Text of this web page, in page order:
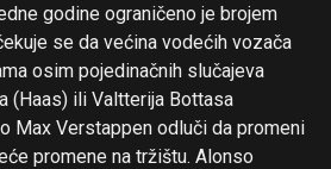
godine ograničeno je brojem
se da većina vodećih vozača
osim pojedinačnih slučajeva
(Haas) ili Valtterija Bottasa
Max Verstappen odluči da promeni
promene na tržištu. Alonso